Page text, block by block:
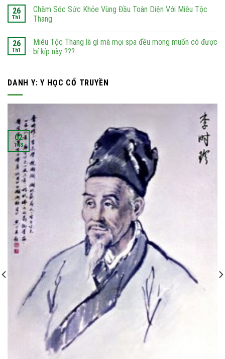
26
Th1
Chăm Sóc Sức Khỏe Vùng Đầu Toàn Diện Với Miêu Tộc
Thang
26
Th1
Miêu Tộc Thang là gì mà mọi spa đều mong muốn có được
bí kíp này ???
DANH Y: Y HỌC CỔ TRUYỀN
02
Th3